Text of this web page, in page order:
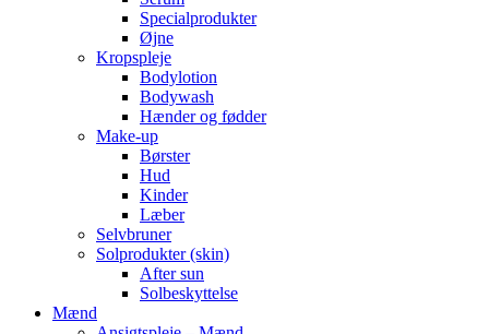
Specialprodukter
Øjne
Kropspleje
Bodylotion
Bodywash
Hænder og fødder
Make-up
Børster
Hud
Kinder
Læber
Selvbruner
Solprodukter (skin)
After sun
Solbeskyttelse
Mænd